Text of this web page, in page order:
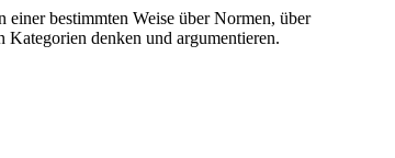
bestimmten Weise über Normen, über
denken und argumentieren.